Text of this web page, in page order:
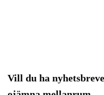
Vill du ha